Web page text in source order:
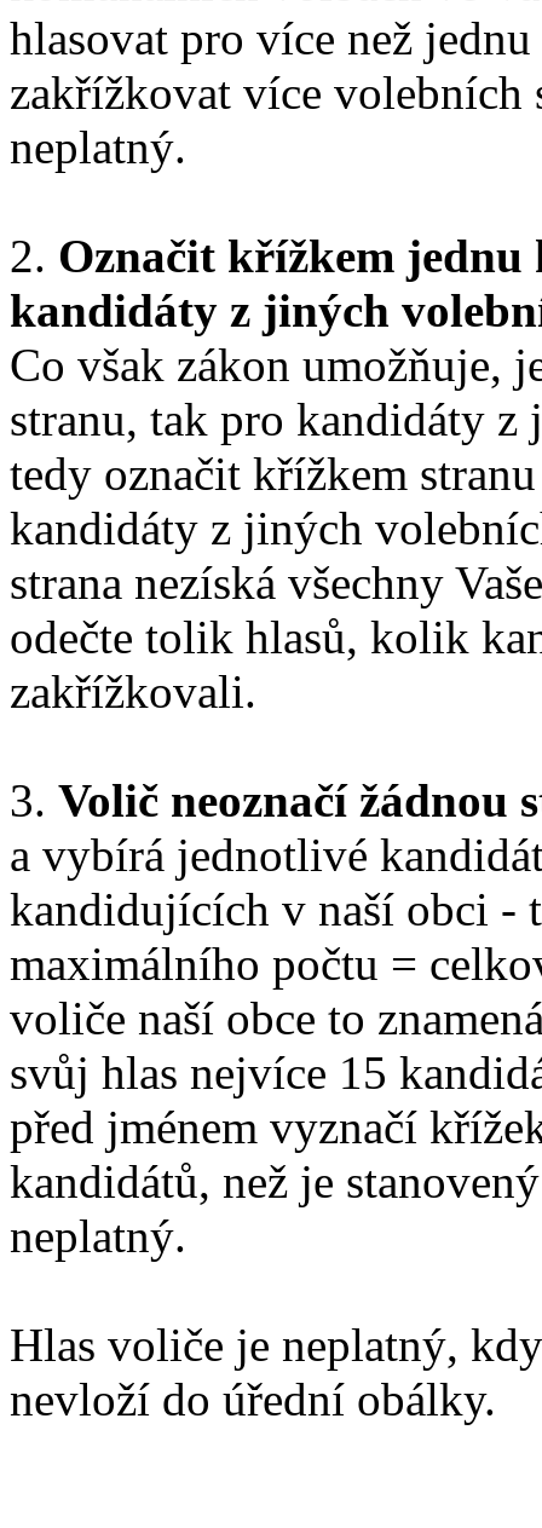
hlasovat pro více než
zakřížkovat více
neplatný.
2. Označit křížkem
kandidáty z jiných
Co však zákon umožňuje,
stranu, tak pro kandidáty
tedy označit křížkem
kandidáty z jiných
strana nezíská všechny
odečte tolik hlasů, kolik
zakřížkovali.
3. Volič neoznačí žádnou
a vybírá jednotlivé
kandidujících v naší obci -
maximálního počtu =
voliče naší obce to
svůj hlas nejvíce 15
před jménem vyznačí
kandidátů, než je
neplatný.
Hlas voliče je neplatný,
nevloží do úřední obálky.